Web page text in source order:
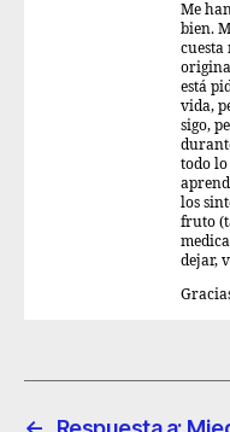
Me
bien.
cuesta
está
vida,
sigo,
todo
los
fruto
dejar,